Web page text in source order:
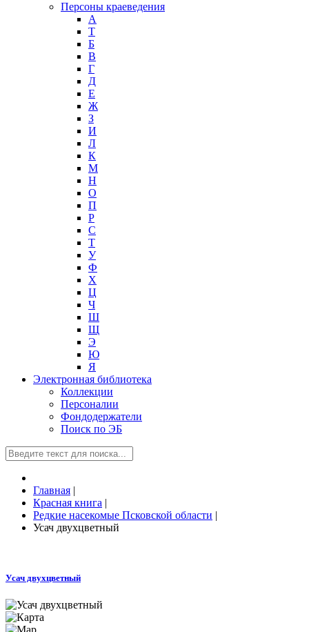
Персоны краеведения
А
T
Б
В
Г
Д
Е
Ж
З
И
Л
К
М
Н
О
П
Р
С
Т
У
Ф
Х
Ц
Ч
Ш
Щ
Э
Ю
Я
Электронная библиотека
Коллекции
Персоналии
Фондодержатели
Поиск по ЭБ
Главная |
Красная книга |
Редкие насекомые Псковской области |
Усач двухцветный
Усач двухцветный